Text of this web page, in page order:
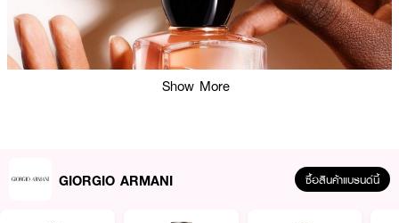
Show More
GIORGIO ARMANI ซื้อสินค้าแบรนด์นี้